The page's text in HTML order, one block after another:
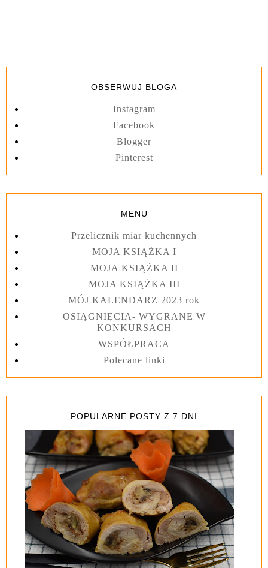
OBSERWUJ BLOGA
Instagram
Facebook
Blogger
Pinterest
MENU
Przelicznik miar kuchennych
MOJA KSIĄŻKA I
MOJA KSIĄŻKA II
MOJA KSIĄŻKA III
MÓJ KALENDARZ 2023 rok
OSIĄGNIĘCIA- WYGRANE W
KONKURSACH
WSPÓŁPRACA
Polecane linki
POPULARNE POSTY Z 7 DNI